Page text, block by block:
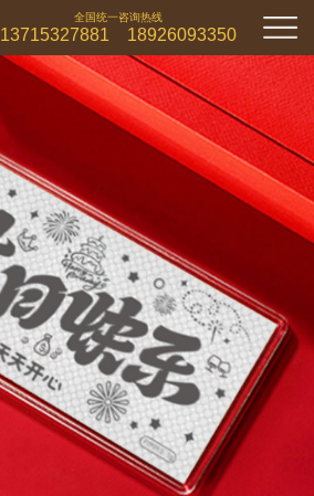
全国统一咨询热线
13715327881 18926093350